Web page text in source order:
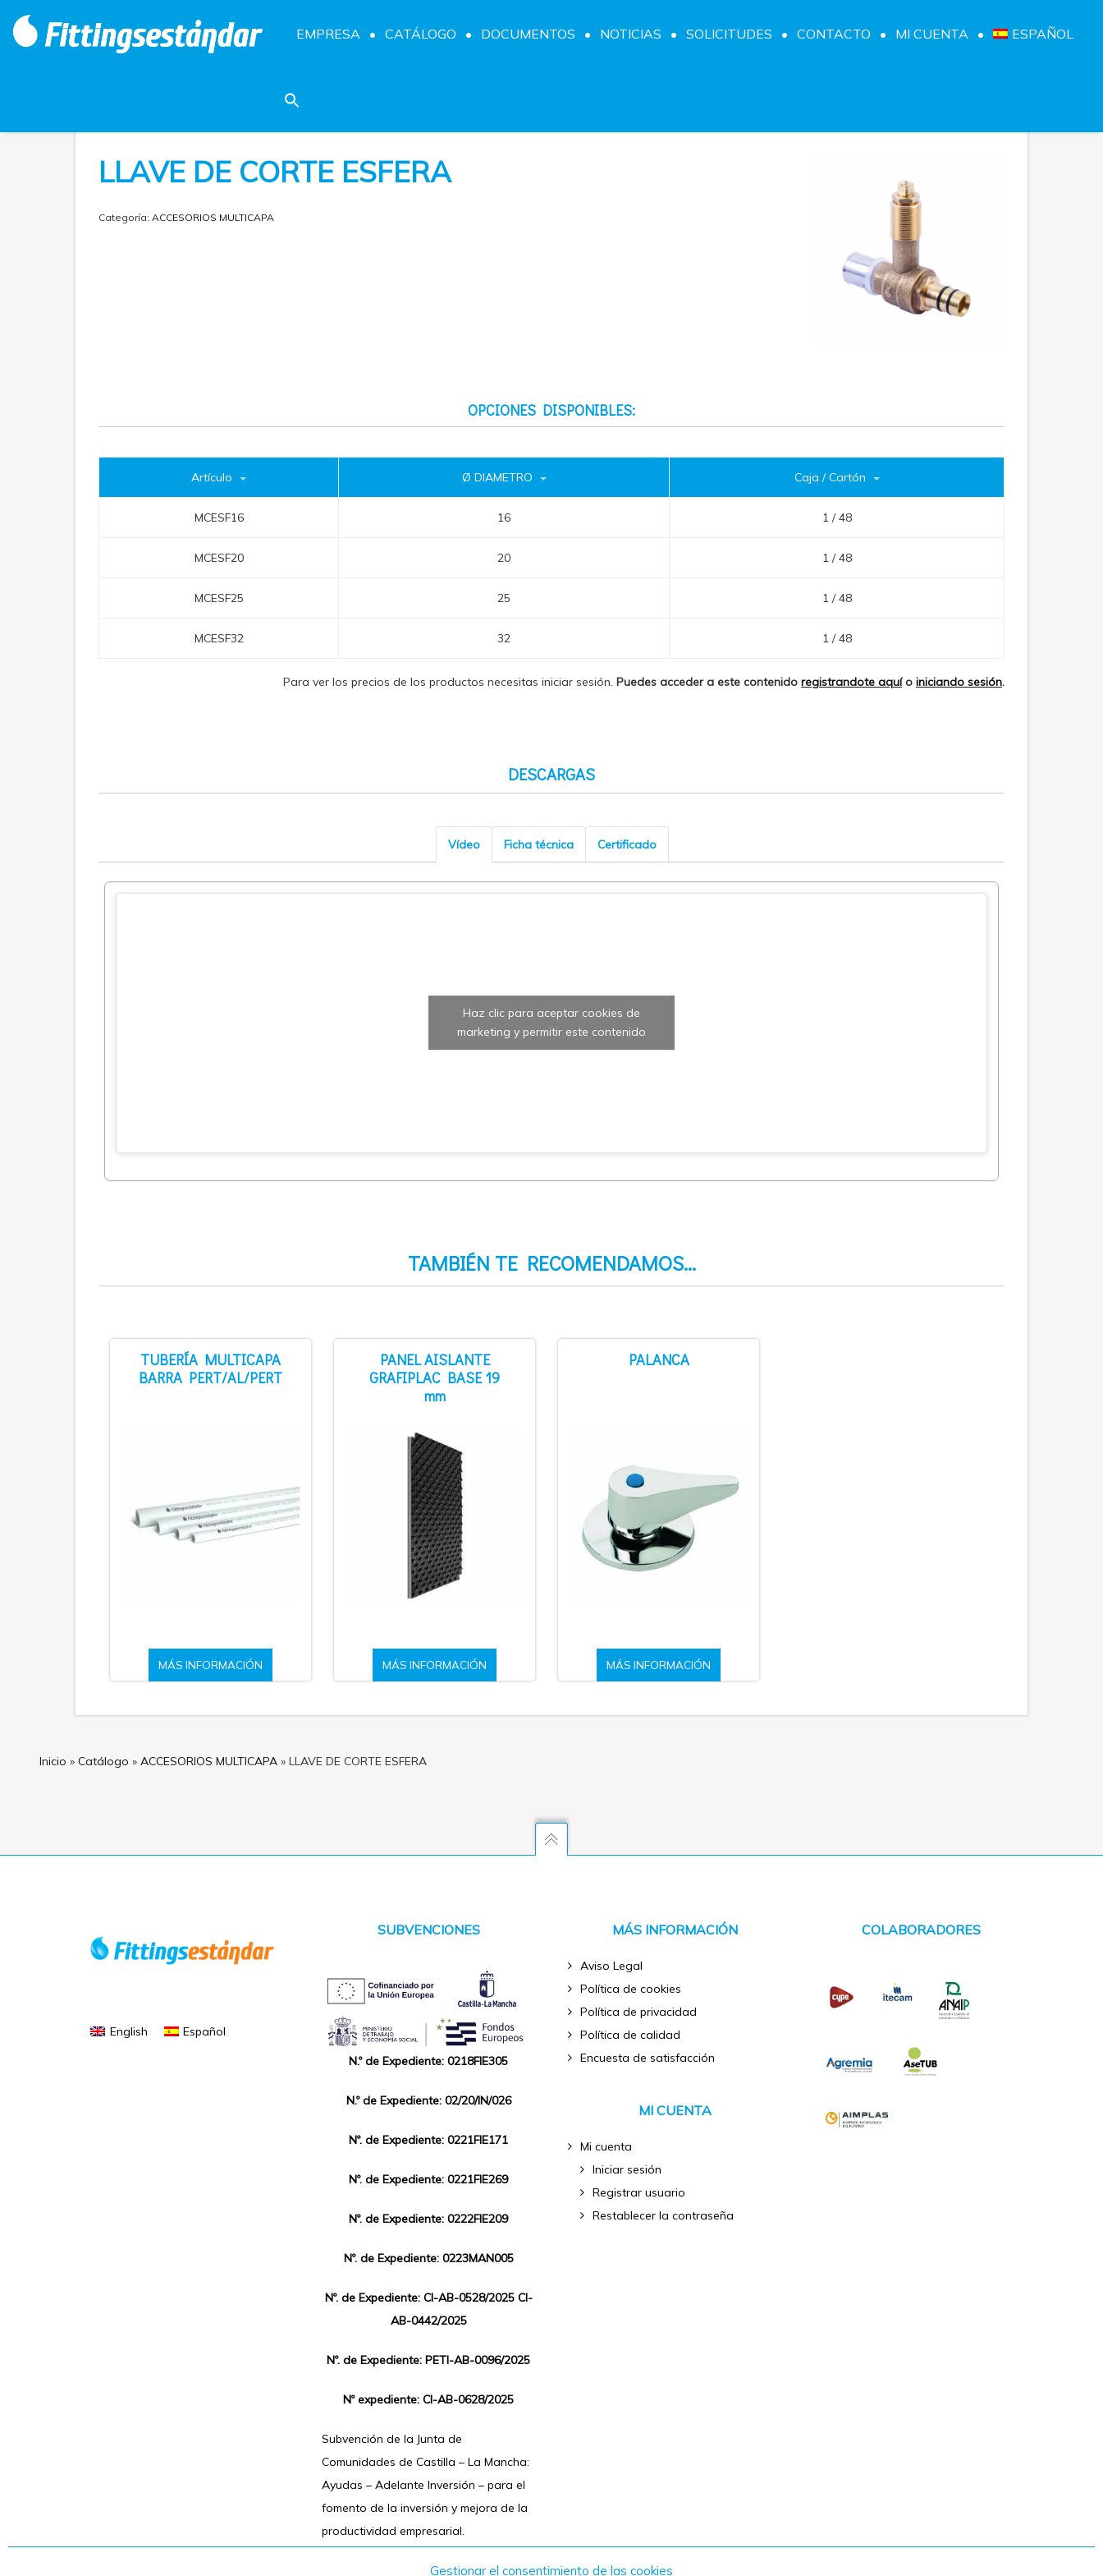
Gestionar el consentimiento de las cookies
EMPRESA CATÁLOGO DOCUMENTOS NOTICIAS SOLICITUDES CONTACTO MI CUENTA ESPAÑOL
LLAVE DE CORTE ESFERA
Categoría: ACCESORIOS MULTICAPA
OPCIONES DISPONIBLES:
Artículo Ø DIAMETRO Caja / Cartón
MCESF16 16 1 / 48
MCESF20 20 1 / 48
MCESF25 25 1 / 48
MCESF32 32 1 / 48
Para ver los precios de los productos necesitas iniciar sesión. Puedes acceder a este contenido registrandote aquío iniciando sesión.
DESCARGAS
Vídeo Ficha técnica Certificado
Haz clic para aceptar cookies de
marketing y permitir este contenido
TAMBIÉN TE RECOMENDAMOS…
TUBERÍA MULTICAPA
BARRA PERT/AL/PERT
MÁS INFORMACIÓN
PANEL AISLANTE
GRAFIPLAC BASE 19
mm
MÁS INFORMACIÓN
PALANCA
MÁS INFORMACIÓN
Inicio » Catálogo » ACCESORIOS MULTICAPA » LLAVE DE CORTE ESFERA
English Español
SUBVENCIONES
N.º de Expediente: 0218FIE305
N.º de Expediente: 02/20/IN/026
Nº. de Expediente: 0221FIE171
Nº. de Expediente: 0221FIE269
Nº. de Expediente: 0222FIE209
Nº. de Expediente: 0223MAN005
Nº. de Expediente: CI-AB-0528/2025 CI-
AB-0442/2025
Nº. de Expediente: PETI-AB-0096/2025
Nº expediente: CI-AB-0628/2025
Subvención de la Junta de
Comunidades de Castilla – La Mancha:
Ayudas – Adelante Inversión – para el
fomento de la inversión y mejora de la
productividad empresarial.
MÁS INFORMACIÓN
Aviso Legal
Política de cookies
Política de privacidad
Política de calidad
Encuesta de satisfacción
MI CUENTA
Mi cuenta
Iniciar sesión
Registrar usuario
Restablecer la contraseña
COLABORADORES